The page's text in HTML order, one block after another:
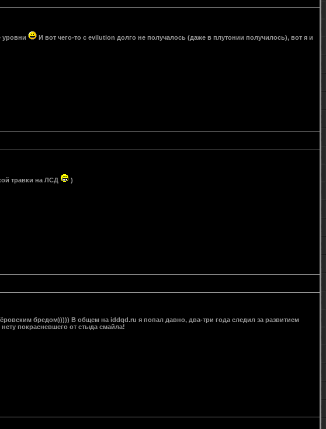
уровни
И вот чего-то с evilution долго не получалось (даже в плутонии получилось), вот я и
травки на ЛСД )
бредом))))) В общем на iddqd.ru я попал давно, два-три года следил за развитием
покрасневшего от стыда смайла!